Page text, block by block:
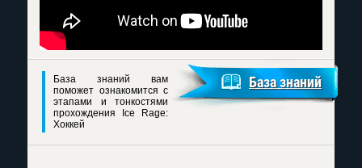
База знаний вам
поможет ознакомится с
этапами и тонкостями
прохождения Ice Rage:
Хоккей
База знаний